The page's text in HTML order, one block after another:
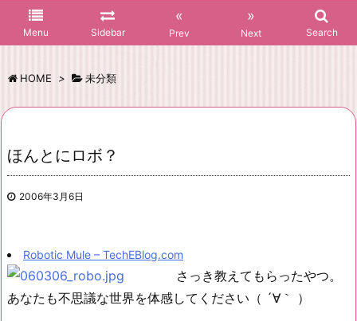
Menu Sidebar
«
Prev
»
Next Search
HOME > 未分類
ほんとにロボ？
2006年3月6日
Robotic Mule – TechEBlog.com
さっき教えてもらったやつ。
あなたも不思議な世界を体感してください（ ´∀｀ ）